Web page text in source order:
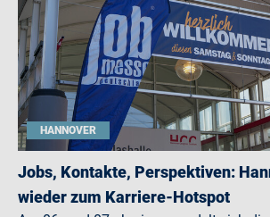
HANNOVER
Jobs, Kontakte, Perspektiven:
wieder zum Karriere-Hotspot